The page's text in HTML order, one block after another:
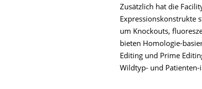
Zusätzlich hat die
Expressionskonstrukte
um Knockouts,
bieten Homologie-
Editing und Prime
Wildtyp- und Patienten-